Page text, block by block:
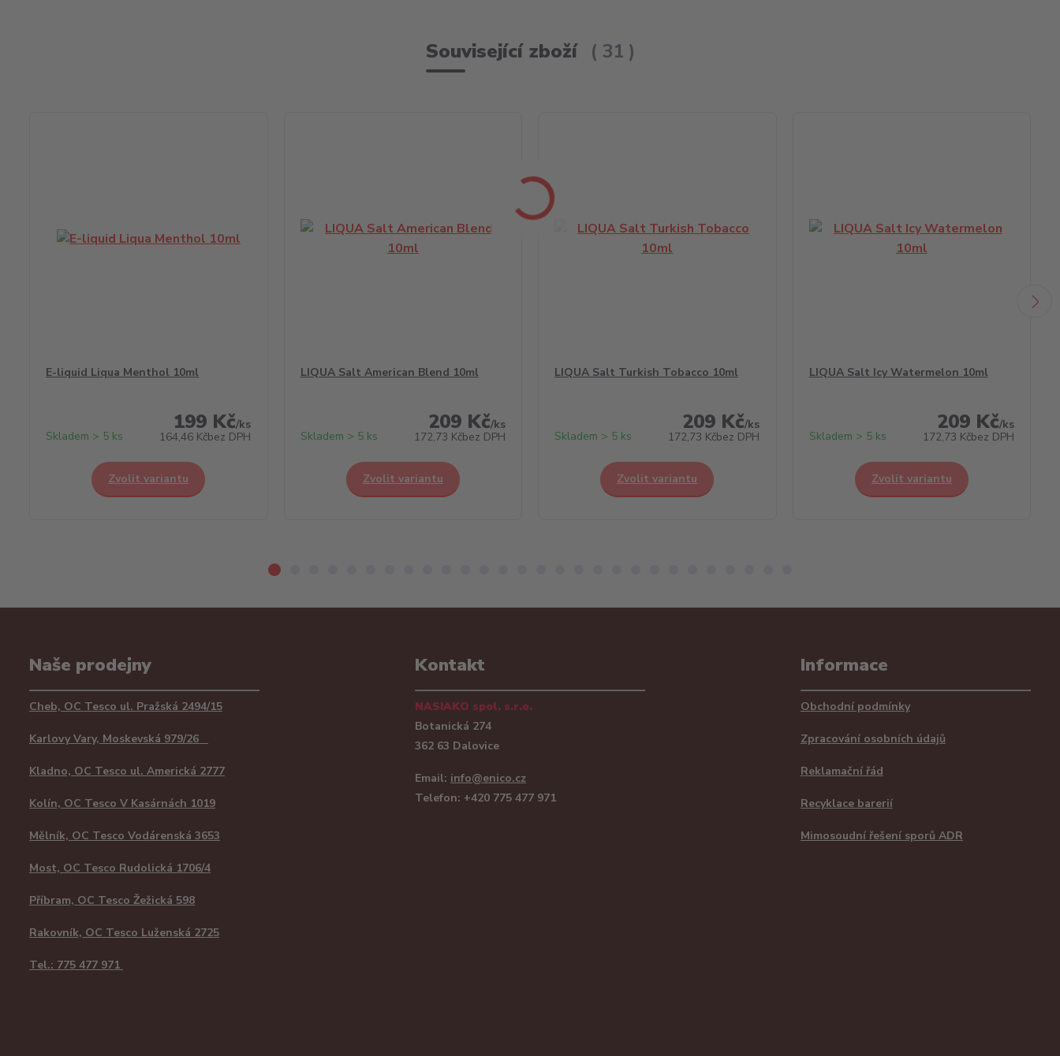
Související zboží 31
E-liquid Liqua Menthol 10ml
199 Kč/ks
164,46 Kčbez DPH
Skladem > 5 ks
Zvolit variantu
LIQUA Salt American Blend 10ml
209 Kč/ks
172,73 Kčbez DPH
Skladem > 5 ks
Zvolit variantu
LIQUA Salt Turkish Tobacco 10ml
209 Kč/ks
172,73 Kčbez DPH
Skladem > 5 ks
Zvolit variantu
LIQUA Salt Icy Watermelon 10ml
209 Kč/ks
172,73 Kčbez DPH
Skladem > 5 ks
Zvolit variantu
Naše prodejny
Cheb, OC Tesco ul. Pražská 2494/15
Karlovy Vary, Moskevská 979/26
Kladno, OC Tesco ul. Americká 2777
Kolín, OC Tesco V Kasárnách 1019
Mělník, OC Tesco Vodárenská 3653
Most, OC Tesco Rudolická 1706/4
Příbram, OC Tesco Žežická 598
Rakovník, OC Tesco Luženská 2725
Tel.: 775 477 971
Kontakt
NASIAKO spol. s.r.o.
Botanická 274
362 63 Dalovice
Email: info@enico.cz
Telefon: +420 775 477 971
Informace
Obchodní podmínky
Zpracování osobních údajů
Reklamační řád
Recyklace barerií
Mimosoudní řešení sporů ADR